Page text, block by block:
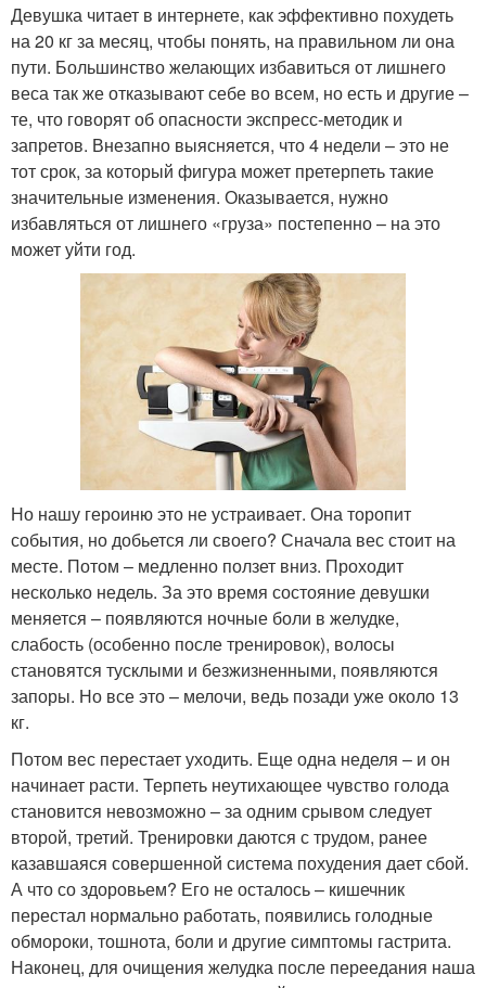
Девушка читает в интернете, как эффективно похудеть
на 20 кг за месяц, чтобы понять, на правильном ли она
пути. Большинство желающих избавиться от лишнего
веса так же отказывают себе во всем, но есть и другие –
те, что говорят об опасности экспресс-методик и
запретов. Внезапно выясняется, что 4 недели – это не
тот срок, за который фигура может претерпеть такие
значительные изменения. Оказывается, нужно
избавляться от лишнего «груза» постепенно – на это
может уйти год.
Но нашу героиню это не устраивает. Она торопит
события, но добьется ли своего? Сначала вес стоит на
месте. Потом – медленно ползет вниз. Проходит
несколько недель. За это время состояние девушки
меняется – появляются ночные боли в желудке,
слабость (особенно после тренировок), волосы
становятся тусклыми и безжизненными, появляются
запоры. Но все это – мелочи, ведь позади уже около 13
кг.
Потом вес перестает уходить. Еще одна неделя – и он
начинает расти. Терпеть неутихающее чувство голода
становится невозможно – за одним срывом следует
второй, третий. Тренировки даются с трудом, ранее
казавшаяся совершенной система похудения дает сбой.
А что со здоровьем? Его не осталось – кишечник
перестал нормально работать, появились голодные
обмороки, тошнота, боли и другие симптомы гастрита.
Наконец, для очищения желудка после переедания наша